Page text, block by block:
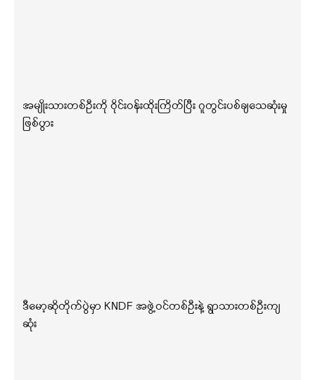
အမျိုးသားတစ်ဦးကို ဝိုင်းဝန်းထိုးကြိတ်ပြီး ဂူတွင်းပစ်ချသေဆုံးမှု
ဖြစ်ပွား
ဒီမော့ဆိုတိုက်ပွဲမှာ KNDF အဖွဲ့ဝင်တစ်ဦးနဲ့ ရွာသားတစ်ဦးကျ
ဆုံး